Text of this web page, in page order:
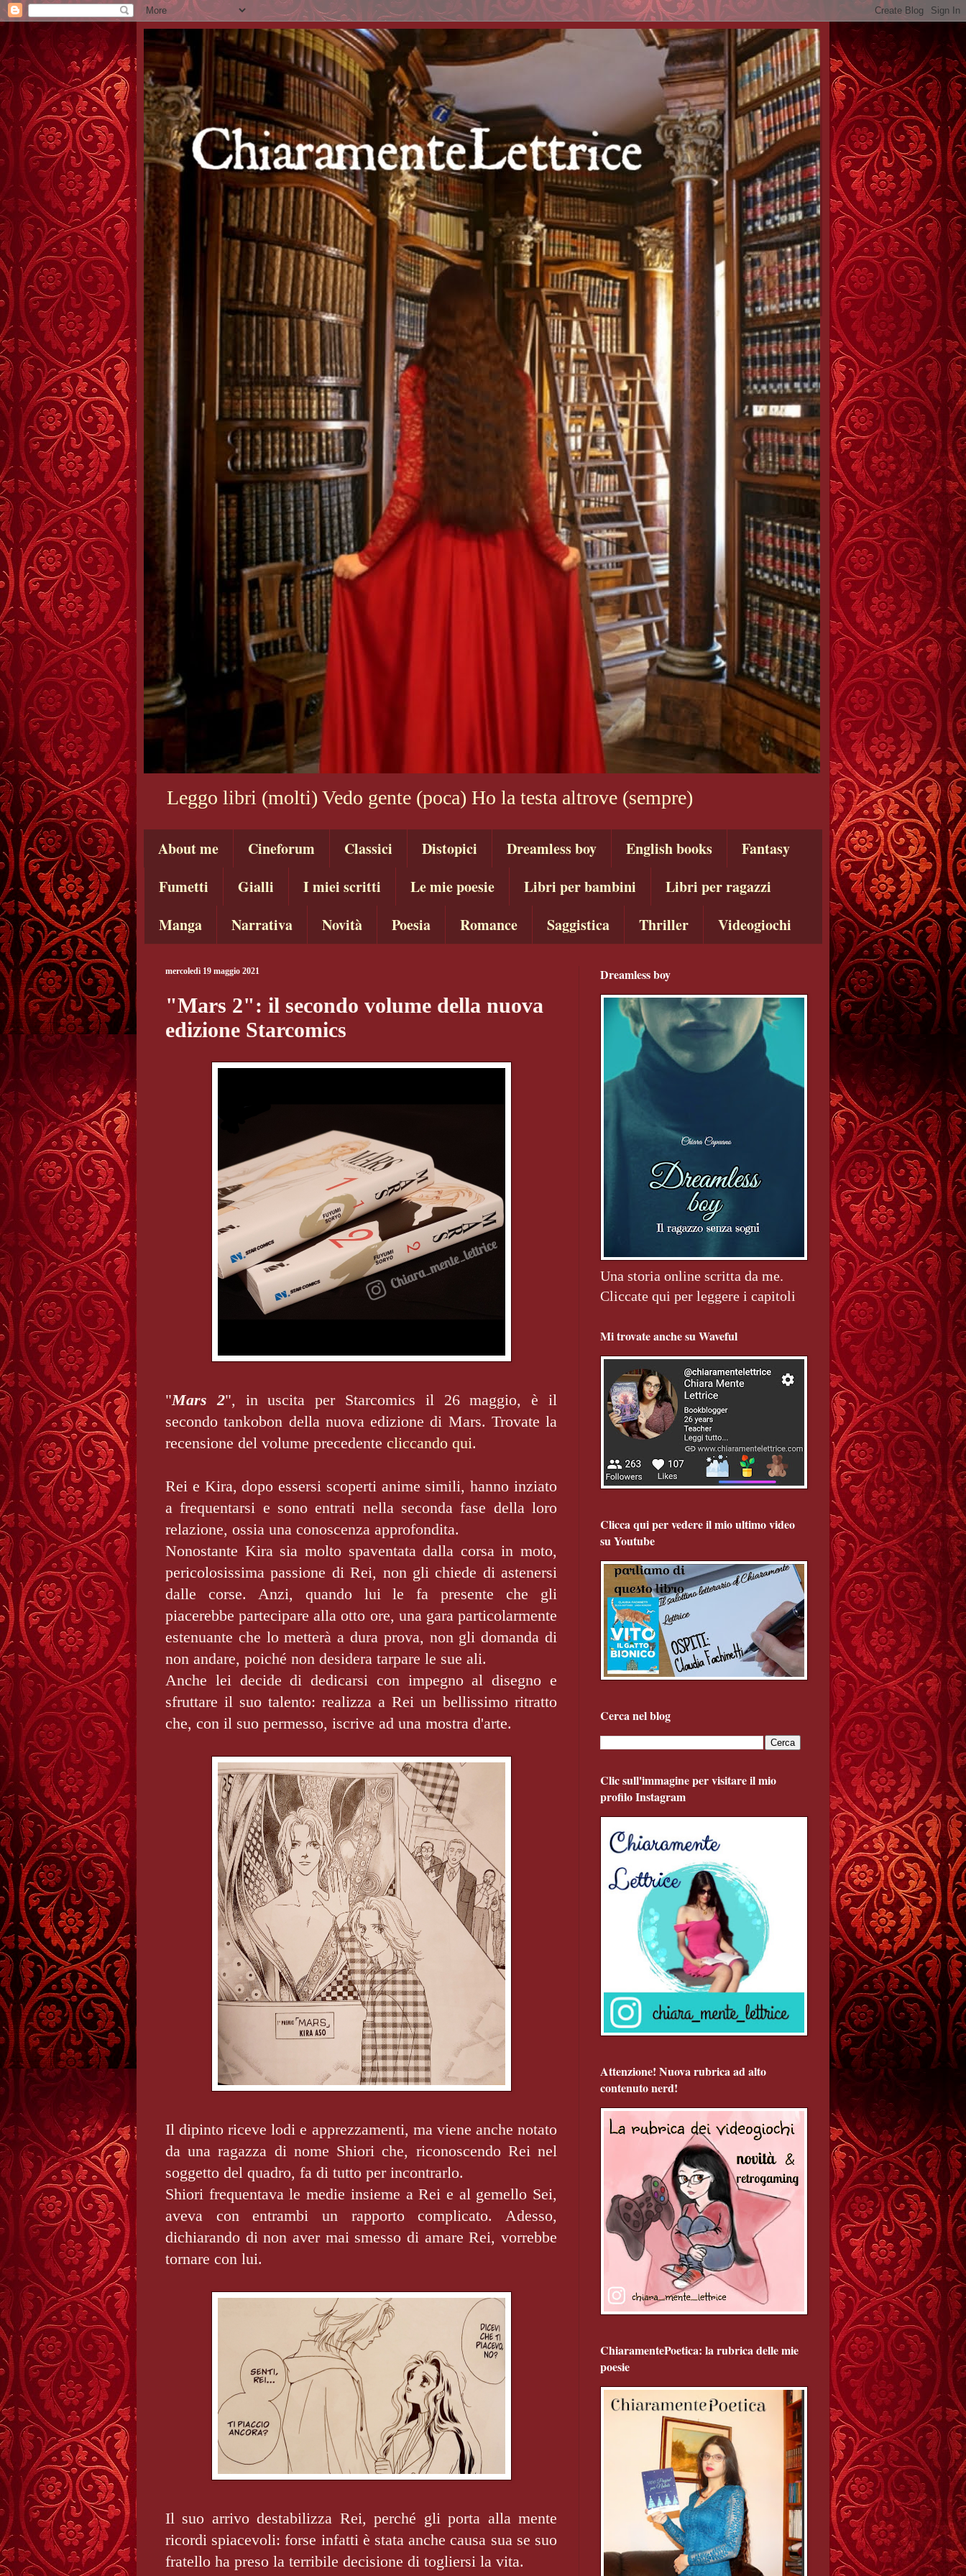
Leggo libri (molti) Vedo gente (poca) Ho la testa altrove (sempre)
About me Cineforum Classici Distopici Dreamless boy English books
Fantasy
Fumetti
Gialli I miei scritti Le mie poesie Libri per bambini
Libri per ragazzi
Manga
Narrativa Novità Poesia Romance Saggistica Thriller Videogiochi
mercoledì 19 maggio 2021
"Mars 2": il secondo volume della nuova
edizione Starcomics
"Mars 2", in uscita per Starcomics il 26 maggio, è il
secondo tankobon della nuova edizione di Mars. Trovate la
recensione del volume precedente cliccando qui.
Rei e Kira, dopo essersi scoperti anime simili, hanno inziato
a frequentarsi e sono entrati nella seconda fase della loro
relazione, ossia una conoscenza approfondita.
Nonostante Kira sia molto spaventata dalla corsa in moto,
pericolosissima passione di Rei, non gli chiede di astenersi
dalle corse. Anzi, quando lui le fa presente che gli
piacerebbe partecipare alla otto ore, una gara particolarmente
estenuante che lo metterà a dura prova, non gli domanda di
non andare, poiché non desidera tarpare le sue ali.
Anche lei decide di dedicarsi con impegno al disegno e
sfruttare il suo talento: realizza a Rei un bellissimo ritratto
che, con il suo permesso, iscrive ad una mostra d'arte.
Il dipinto riceve lodi e apprezzamenti, ma viene anche notato
da una ragazza di nome Shiori che, riconoscendo Rei nel
soggetto del quadro, fa di tutto per incontrarlo.
Shiori frequentava le medie insieme a Rei e al gemello Sei,
aveva con entrambi un rapporto complicato. Adesso,
dichiarando di non aver mai smesso di amare Rei, vorrebbe
tornare con lui.
Il suo arrivo destabilizza Rei, perché gli porta alla mente
ricordi spiacevoli: forse infatti è stata anche causa sua se suo
fratello ha preso la terribile decisione di togliersi la vita.
Dreamless boy
Una storia online scritta da me.
Cliccate qui per leggere i capitoli
Mi trovate anche su Waveful
Clicca qui per vedere il mio ultimo video
su Youtube
Cerca nel blog
Clic sull'immagine per visitare il mio
profilo Instagram
Attenzione! Nuova rubrica ad alto
contenuto nerd!
ChiaramentePoetica: la rubrica delle mie
poesie